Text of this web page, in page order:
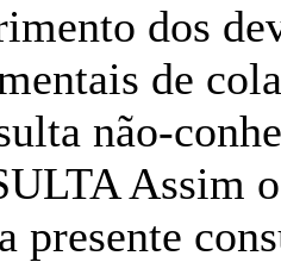
dos
de
não-
Assim
presente